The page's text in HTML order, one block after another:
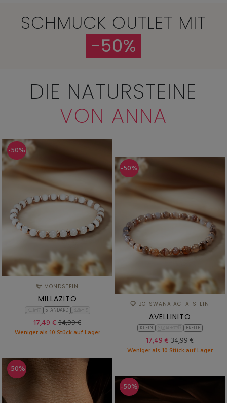
SCHMUCK OUTLET MIT
-50%
DIE NATURSTEINE
VON ANNA
-50%
MONDSTEIN
MILLAZITO
STANDARD
17,49 € 34,99 €
Weniger als 10 Stück auf Lager
-50%
BOTSWANA ACHATSTEIN
AVELLINITO
KLEIN BREITE
17,49 € 34,99 €
Weniger als 10 Stück auf Lager
-50%
-50%